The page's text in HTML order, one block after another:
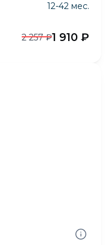
12-42 мес.
2 257 ₽1 910 ₽